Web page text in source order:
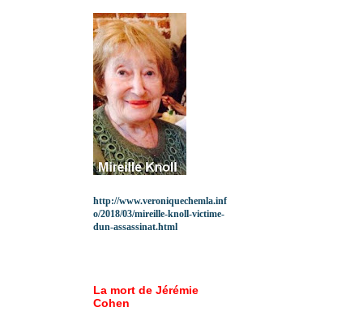
http://www.veroniquechemla.inf
o/2018/03/mireille-knoll-victime-
dun-assassinat.html
La mort de Jérémie
Cohen